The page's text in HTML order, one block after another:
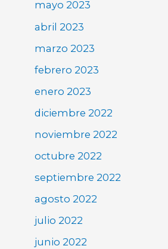
mayo 2023
abril 2023
marzo 2023
febrero 2023
enero 2023
diciembre 2022
noviembre 2022
octubre 2022
septiembre 2022
agosto 2022
julio 2022
junio 2022